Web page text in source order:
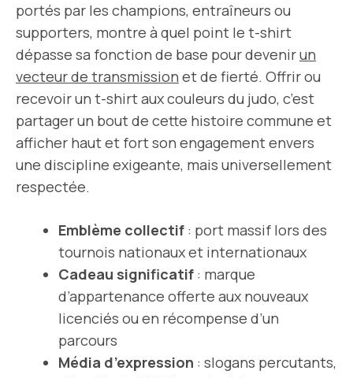
portés par les champions, entraîneurs ou
supporters, montre à quel point le t-shirt
dépasse sa fonction de base pour devenirun
vecteur de transmission et de fierté. Offrir ou
recevoir un t-shirt aux couleurs du judo, c’est
partager un bout de cette histoire commune et
afficher haut et fort son engagement envers
une discipline exigeante, mais universellement
respectée.
Emblème collectif : port massif lors des
tournois nationaux et internationaux
Cadeau significatif : marque
d’appartenance offerte aux nouveaux
licenciés ou en récompense d’un
parcours
Média d’expression : slogans percutants,